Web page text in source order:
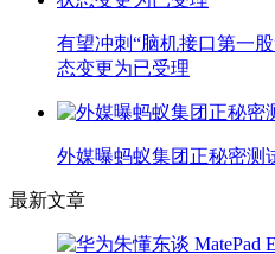
有望冲刺“脑机接口第一
态变更为已受理
外媒曝蚂蚁集团正秘密测
最新文章